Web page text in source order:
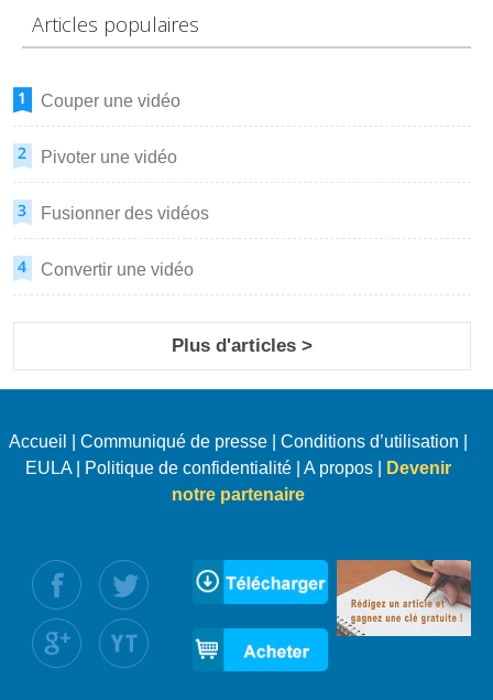
Articles populaires
Couper une vidéo
Pivoter une vidéo
Fusionner des vidéos
Convertir une vidéo
Plus d'articles >
Accueil Communiqué de presse| Conditions d’utilisation
EULA| Politique de confidentialité| A propos|
Devenir
notre partenaire
nous :